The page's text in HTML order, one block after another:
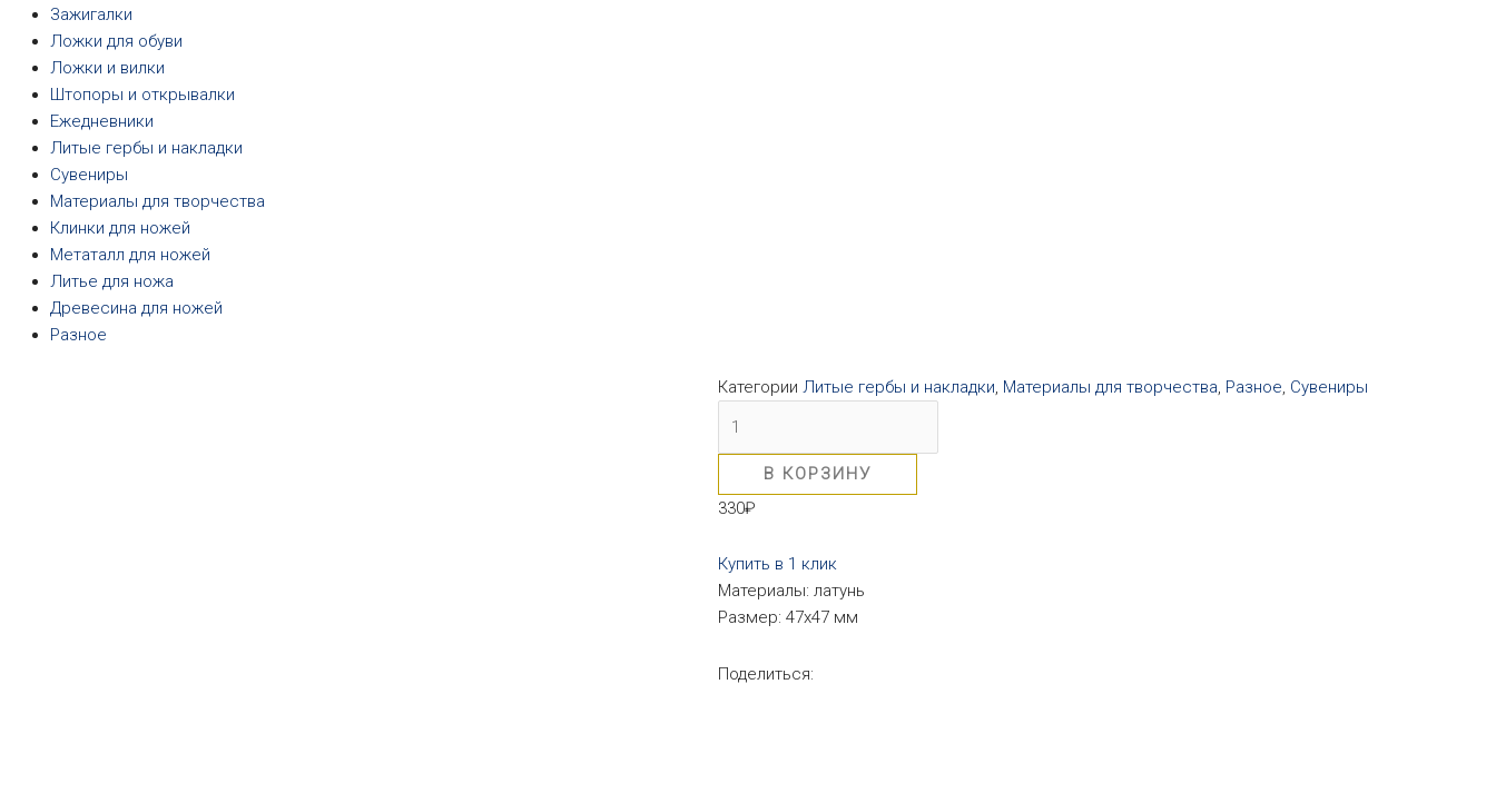
Зажигалки
Ложки для обуви
Ложки и вилки
Штопоры и открывалки
Ежедневники
Литые гербы и накладки
Сувениры
Материалы для творчества
Клинки для ножей
Метаталл для ножей
Литье для ножа
Древесина для ножей
Разное
Категории Литые гербы и накладки, Материалы для творчества, Разное, Сувениры
В КОРЗИНУ
330₽
Купить в 1 клик
Материалы: латунь
Размер: 47х47 мм
Поделиться: